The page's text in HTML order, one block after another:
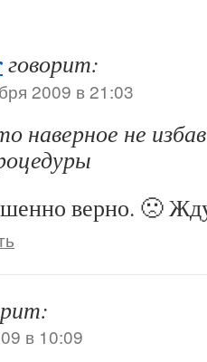
говорит:
2009 в 21:03
наверное не
верно. 🙁
в 10:09